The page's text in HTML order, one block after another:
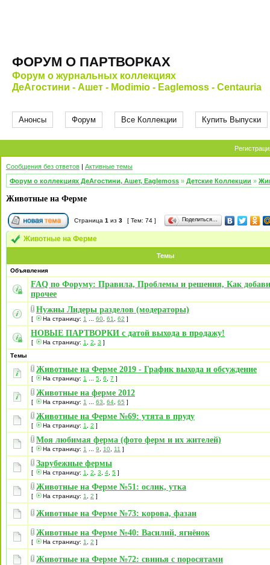
ФОРУМ О ПАРТВОРКАХ
Форум о журнальных коллекциях
ДеАгостини - Ашет - Modimio - Eaglemoss - Centauria
Анонсы Форум Все Коллекции Купить Выпуски
Сообщения без ответов | Активные темы
Форум о коллекциях ДеАгостини, Ашет, Eaglemoss » Детские Коллекции »
Животные на Ферме
Страница 1 из 3 [ Тем: 74 ] Поделиться…
Животные на Ферме
Темы
Объявления
FAQ по Форуму: Правила, Проблемы и решения, Как
прочее
Нужны Лидеры разделов (модераторы)
[ На страницу: 1 60 61 62 ]
НОВЫЕ ПАРТВОРКИ с датой выхода в продажу!
[ На страницу: 1 2 3 ]
Темы
Животные на Ферме 2019 - График выхода и обсуждение
[ На страницу: 1 5 6 7 ]
Животные на ферме 2012
[ На страницу: 1 63 64 65 ]
Животные на Ферме №69: утята в пруду
[ На страницу: 1 2 ]
Моя любимая ферма (фото ферм и их жителей)
[ На страницу: 1 9 10 11 ]
Зарубежные фермы
[ На страницу: 1 2 3 4 5 ]
Животные на Ферме №51: ослик, утка
[ На страницу: 1 2 ]
Животные на Ферме №73: корова, фазан
Животные на Ферме №40: Василий, ягнёнок
[ На страницу: 1 2 ]
Животные на Ферме №72: свинья с поросятами